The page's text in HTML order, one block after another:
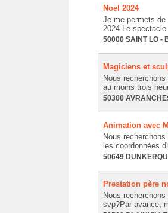
Noel 2024
Je me permets
2024.Le
50000 SAINT LO -
Magiciens et
Nous
au moins trois
50300
Animation avec
Nous
les coordonnées
50649
Prestation père
Nous
svp?Par avance,